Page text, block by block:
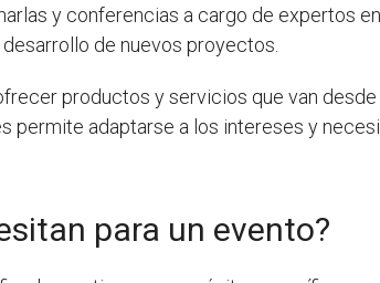
y conferencias a cargo de expertos
de nuevos proyectos.
productos y servicios que van
permite adaptarse a los intereses y
para un evento?